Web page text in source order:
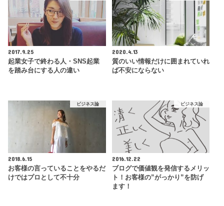
2017.9.25
起業女子で終わる人・SNS起業
を踏み台にする人の違い
2020.4.13
質のいい情報だけに囲まれていれ
ば不安にならない
ビジネス論
2018.6.15
お客様の言っていることをやるだ
けではプロとして不十分
ビジネス論
2016.12.22
ブログで価値観を発信するメリッ
ト！お客様の”がっかり”を防げ
ます！